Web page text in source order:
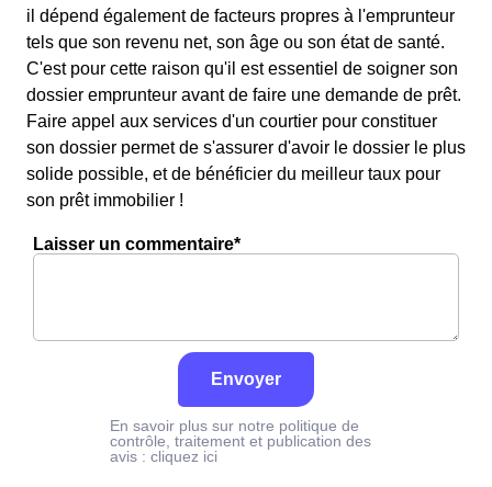
il dépend également de facteurs propres à l'emprunteur
tels que son revenu net, son âge ou son état de santé.
C'est pour cette raison qu'il est essentiel de soigner son
dossier emprunteur avant de faire une demande de prêt.
Faire appel aux services d'un courtier pour constituer
son dossier permet de s'assurer d'avoir le dossier le plus
solide possible, et de bénéficier du meilleur taux pour
son prêt immobilier !
Laisser un commentaire*
Envoyer
En savoir plus sur notre politique de
contrôle, traitement et publication des
avis : cliquez ici